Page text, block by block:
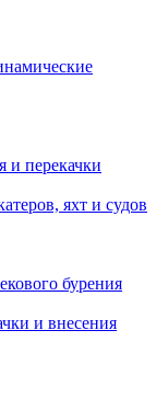
и перекачки
яхт и судов
бурения
и внесения